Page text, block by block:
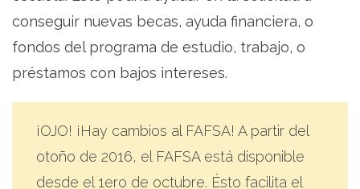
conseguir nuevas becas, ayuda financiera, o
fondos del programa de estudio, trabajo, o
préstamos con bajos intereses.
¡OJO! ¡Hay cambios al FAFSA! A partir del
otoño de 2016, el FAFSA está disponible
desde el 1ero de octubre. Ésto facilita el